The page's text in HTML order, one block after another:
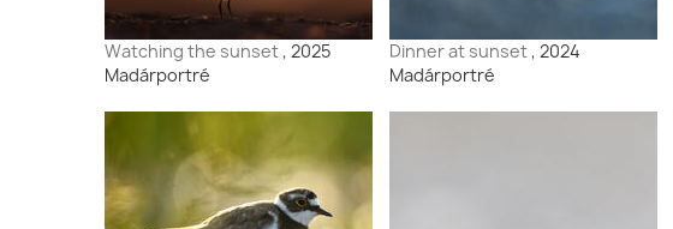
Watching the sunset, 2025
Madárportré
Dinner at sunset, 2024
Madárportré